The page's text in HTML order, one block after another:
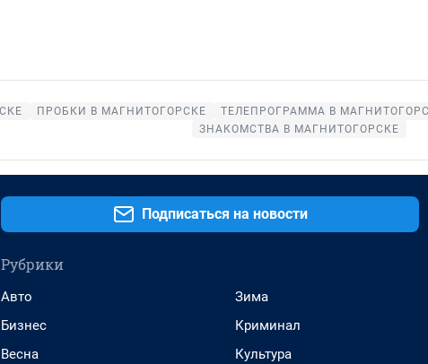
ПРОБКИ В МАГНИТОГОРСКЕ ТЕЛЕПРОГРАММА В
ЗНАКОМСТВА В МАГНИТОГОРСКЕ
Подписаться на новости
Рубрики
Авто
Бизнес
Весна
Зима
Криминал
Культура